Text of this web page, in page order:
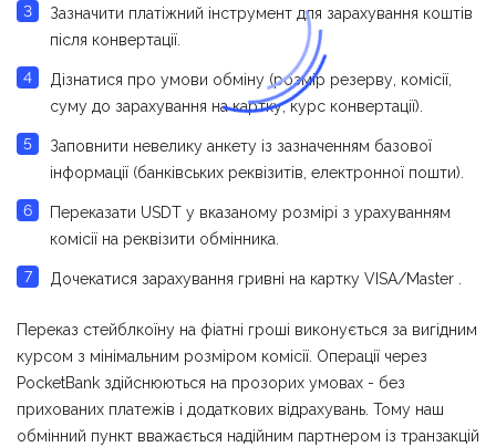
Зазначити платіжний інструмент для зарахування коштів
після конвертації.
Дізнатися про умови обміну (розмір резерву, комісії,
суму до зарахування на картку, курс конвертації).
Заповнити невелику анкету із зазначенням базової
інформації (банківських реквізитів, електронної пошти).
Переказати USDT у вказаному розмірі з урахуванням
комісії на реквізити обмінника.
Дочекатися зарахування гривні на картку VISA/Master .
Переказ стейблкоїну на фіатні гроші виконується за вигідним
курсом з мінімальним розміром комісії. Операції через
PocketBank здійснюються на прозорих умовах - без
прихованих платежів і додаткових відрахувань. Тому наш
обмінний пункт вважається надійним партнером із транзакцій